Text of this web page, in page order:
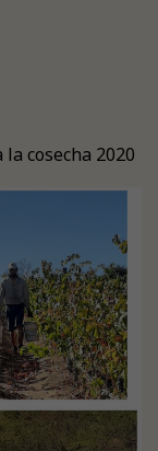
cosecha 2020